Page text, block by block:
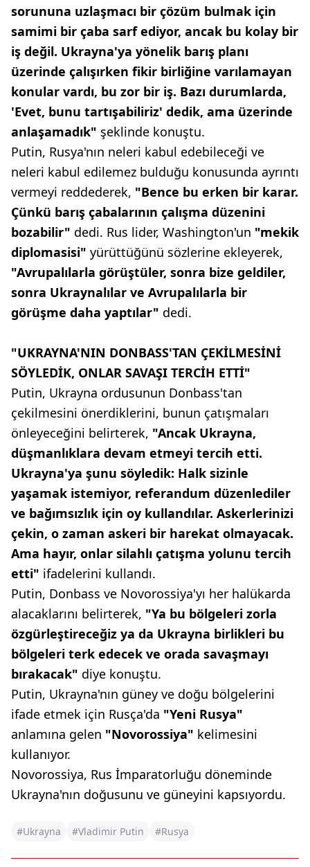
sorununa uzlaşmacı bir çözüm bulmak için
samimi bir çaba sarf ediyor, ancak bu kolay bir
iş değil. Ukrayna'ya yönelik barış planı
üzerinde çalışırken fikir birliğine varılamayan
konular vardı, bu zor bir iş. Bazı durumlarda,
'Evet, bunu tartışabiliriz' dedik, ama üzerinde
anlaşamadık" şeklinde konuştu.
Putin, Rusya'nın neleri kabul edebileceği ve
neleri kabul edilemez bulduğu konusunda ayrıntı
vermeyi reddederek, "Bence bu erken bir karar.
Çünkü barış çabalarının çalışma düzenini
bozabilir" dedi. Rus lider, Washington'un "mekik
diplomasisi" yürüttüğünü sözlerine ekleyerek,
"Avrupalılarla görüştüler, sonra bize geldiler,
sonra Ukraynalılar ve Avrupalılarla bir
görüşme daha yaptılar" dedi.
"UKRAYNA'NIN DONBASS'TAN ÇEKİLMESİNİ
SÖYLEDİK, ONLAR SAVAŞI TERCİH ETTİ"
Putin, Ukrayna ordusunun Donbass'tan
çekilmesini önerdiklerini, bunun çatışmaları
önleyeceğini belirterek, "Ancak Ukrayna,
düşmanlıklara devam etmeyi tercih etti.
Ukrayna'ya şunu söyledik: Halk sizinle
yaşamak istemiyor, referandum düzenlediler
ve bağımsızlık için oy kullandılar. Askerlerinizi
çekin, o zaman askeri bir harekat olmayacak.
Ama hayır, onlar silahlı çatışma yolunu tercih
etti" ifadelerini kullandı.
Putin, Donbass ve Novorossiya'yı her halükarda
alacaklarını belirterek, "Ya bu bölgeleri zorla
özgürleştireceğiz ya da Ukrayna birlikleri bu
bölgeleri terk edecek ve orada savaşmayı
bırakacak" diye konuştu.
Putin, Ukrayna'nın güney ve doğu bölgelerini
ifade etmek için Rusça'da "Yeni Rusya"
anlamına gelen "Novorossiya" kelimesini
kullanıyor.
Novorossiya, Rus İmparatorluğu döneminde
Ukrayna'nın doğusunu ve güneyini kapsıyordu.
#Ukrayna #Vladimir Putin #Rusya